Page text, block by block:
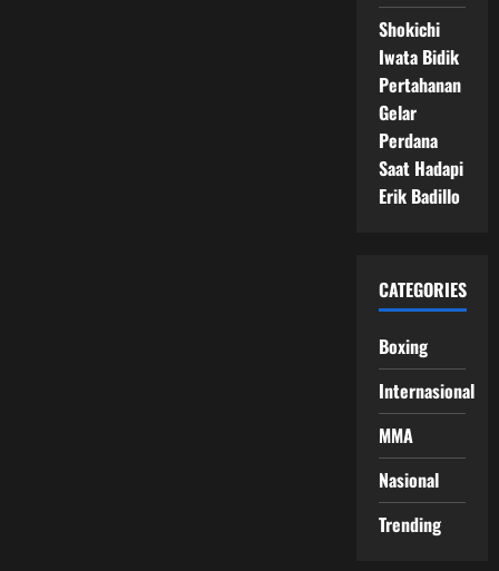
Shokichi
Iwata Bidik
Pertahanan
Gelar
Perdana
Saat Hadapi
Erik Badillo
CATEGORIES
Boxing
Internasional
MMA
Nasional
Trending